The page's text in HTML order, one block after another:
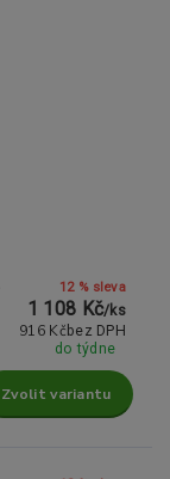
12 % sleva
1 108 Kč/ks
916 Kč bez DPH
do týdne
Zvolit variantu